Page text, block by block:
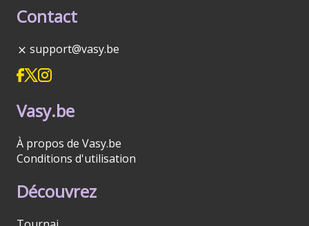
Contact
support@vasy.be
Vasy.be
À propos de Vasy.be
Conditions d'utilisation
Découvrez